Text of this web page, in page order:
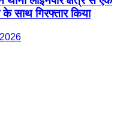
के साथ गिरफ्तार किया